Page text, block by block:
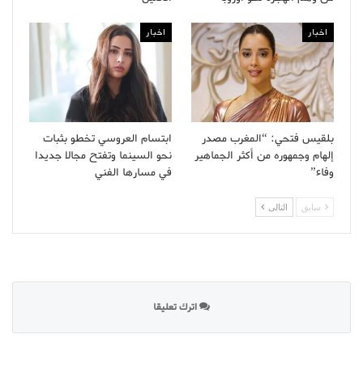
اخبار
بلقيس فتحي: “المغرب مصدر
إلهام وجمهوره من أكثر الجماهير
وفاء”
اخبار
ابتسام العروسي تخطو بثبات
نحو السينما وتفتح مجالا جديدا
في مسارها الفني
سابق التالى
اترك تعليقا